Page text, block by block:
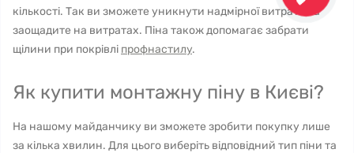
кількості. Так ви зможете уникнути надмірної витрати та
заощадите на витратах. Піна також допомагає забрати
щілини при покрівлі профнастилу.
Як купити монтажну піну в Києві?
На нашому майданчику ви зможете зробити покупку лише
за кілька хвилин. Для цього виберіть відповідний тип піни та